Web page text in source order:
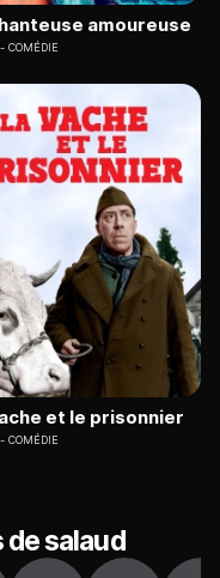
amoureuse
COMÉDIE
et le prisonnier
COMÉDIE
salaud